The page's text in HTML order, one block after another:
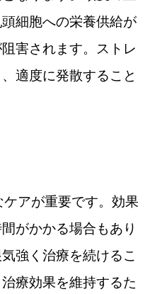
細胞への栄養供給が
害されます。ストレ
適度に発散すること
アが重要です。効果
がかかる場合もあり
強く治療を続けるこ
療効果を維持するた